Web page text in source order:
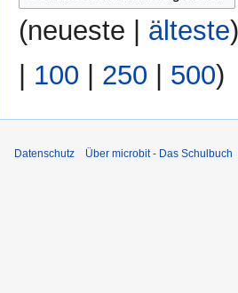
a
m
e
n
(neueste älteste
100 250 500)
Datenschutz Über microbit - Das Schulbuch